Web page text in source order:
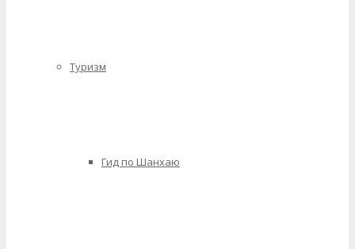
Туризм
Гид по Шанхаю